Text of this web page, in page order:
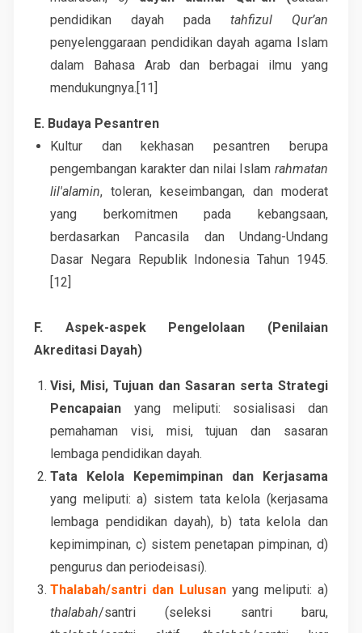
pendidikan dayah pada tahfizul Qur’an
penyelenggaraan pendidikan dayah agama Islam
dalam Bahasa Arab dan berbagai ilmu yang
mendukungnya.[11]
E. Budaya Pesantren
Kultur dan kekhasan pesantren berupa
pengembangan karakter dan nilai Islam rahmatan
lil'alamin, toleran, keseimbangan, dan moderat
yang berkomitmen pada kebangsaan,
berdasarkan Pancasila dan Undang-Undang
Dasar Negara Republik Indonesia Tahun 1945.
[12]
F. Aspek-aspek Pengelolaan (Penilaian
Akreditasi Dayah)
Visi, Misi, Tujuan dan Sasaran serta Strategi
Pencapaian yang meliputi: sosialisasi dan
pemahaman visi, misi, tujuan dan sasaran
lembaga pendidikan dayah.
Tata Kelola Kepemimpinan dan Kerjasama
yang meliputi: a) sistem tata kelola (kerjasama
lembaga pendidikan dayah), b) tata kelola dan
kepimimpinan, c) sistem penetapan pimpinan, d)
pengurus dan periodeisasi).
Thalabah/santri dan Lulusan yang meliputi: a)
thalabah/santri (seleksi santri baru,